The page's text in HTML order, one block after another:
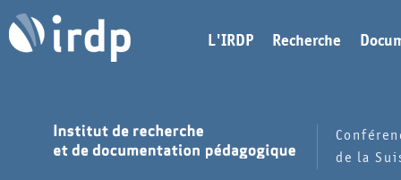
L'IRDP Recherche
de la